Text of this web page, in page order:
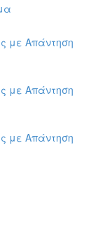
με Απάντηση
με Απάντηση
με Απάντηση